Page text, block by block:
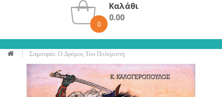
0
Καλάθι
0.00
Σαμουράι: Ο Δρόμος Του Πολεμιστή